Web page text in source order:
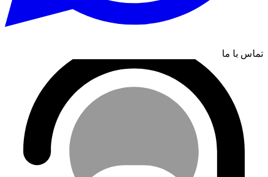
تماس با ما